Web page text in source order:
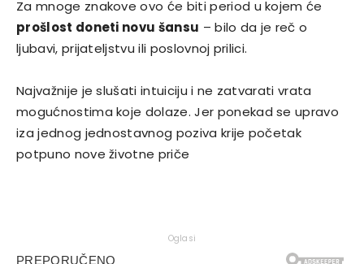
Za mnoge znakove ovo će biti period u kojem će
prošlost doneti novu šansu – bilo da je reč o
ljubavi, prijateljstvu ili poslovnoj prilici.
Najvažnije je slušati intuiciju i ne zatvarati vrata
mogućnostima koje dolaze. Jer ponekad se upravo
iza jednog jednostavnog poziva krije početak
potpuno nove životne priče
Oglasi